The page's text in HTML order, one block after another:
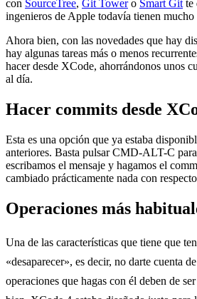
con SourceTree, Git Towero Smart Git te
ingenieros de Apple todavía tienen mucho
Ahora bien, con las novedades que hay
hay algunas tareas más o menos
hacer desde XCode, ahorrándonos unos
al día.
Hacer commits desde
Esta es una opción que ya estaba
anteriores. Basta pulsar CMD-ALT-C
escribamos el mensaje y hagamos el
cambiado prácticamente nada con
Operaciones más
Una de las características que tiene que
«desaparecer», es decir, no darte cuenta
operaciones que hagas con él deben de